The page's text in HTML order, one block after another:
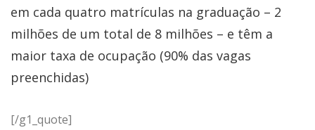
em cada quatro matrículas na graduação – 2
milhões de um total de 8 milhões – e têm a
maior taxa de ocupação (90% das vagas
preenchidas)
[/g1_quote]